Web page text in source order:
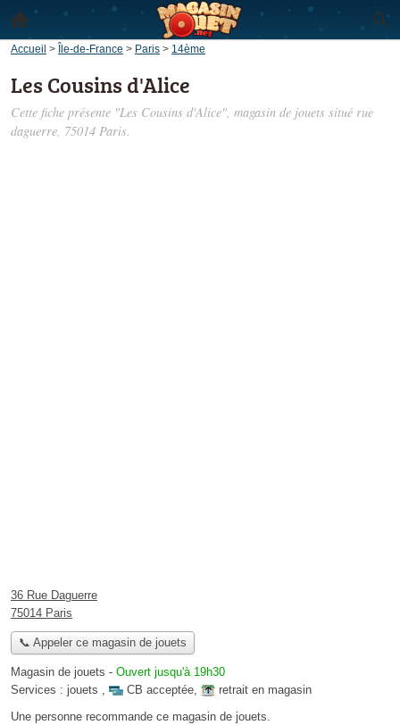
Accueil > Île-de-France > Paris > 14ème
Les Cousins d'Alice
Cette fiche présente "Les Cousins d'Alice", magasin de jouets situé rue
daguerre, 75014 Paris.
36 Rue Daguerre
75014 Paris
📞 Appeler ce magasin de jouets
Magasin de jouets - Ouvert jusqu'à 19h30
Services : jouets , CB acceptée,
retrait en magasin
Une personne recommande ce magasin de jouets.